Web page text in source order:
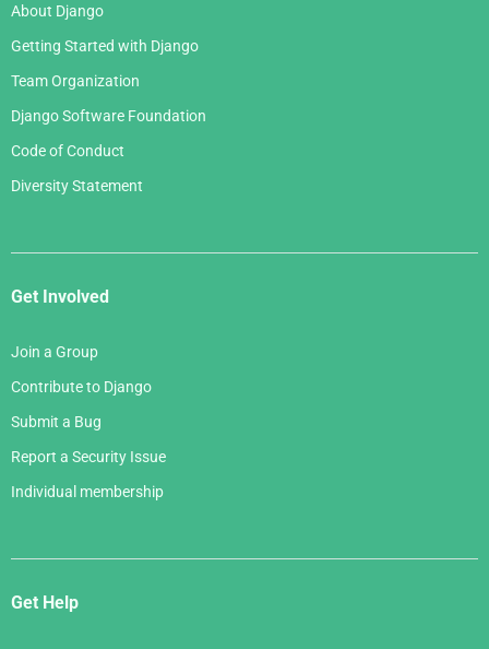
About Django
Getting Started with Django
Team Organization
Django Software Foundation
Code of Conduct
Diversity Statement
Get Involved
Join a Group
Contribute to Django
Submit a Bug
Report a Security Issue
Individual membership
Get Help